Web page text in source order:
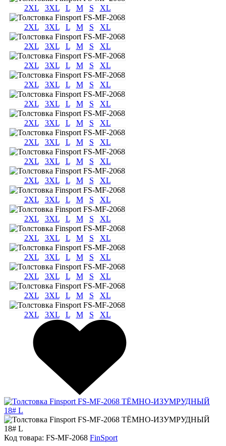
2XL 3XL L M S XL
2XL 3XL L M S XL
2XL 3XL L M S XL
2XL 3XL L M S XL
2XL 3XL L M S XL
2XL 3XL L M S XL
2XL 3XL L M S XL
2XL 3XL L M S XL
2XL 3XL L M S XL
2XL 3XL L M S XL
2XL 3XL L M S XL
2XL 3XL L M S XL
2XL 3XL L M S XL
2XL 3XL L M S XL
2XL 3XL L M S XL
2XL 3XL L M S XL
2XL 3XL L M S XL
Код товара: FS-MF-2068 FinSport